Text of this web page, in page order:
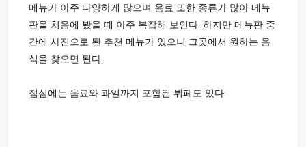
메뉴가 아주 다양하게 많으며 음료 또한 종류가 많아 메뉴
판을 처음에 봤을 때 아주 복잡해 보인다. 하지만 메뉴판 중
간에 사진으로 된 추천 메뉴가 있으니 그곳에서 원하는 음
식을 찾으면 된다.
점심에는 음료와 과일까지 포함된 뷔페도 있다.